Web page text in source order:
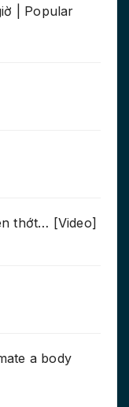
| Popular
thớt… [Video]
a body